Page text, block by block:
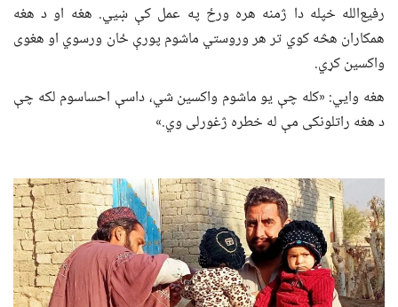
رفیع‌الله خپله دا ژمنه هره ورځ په عمل کې ښيي. هغه او د هغه
همکاران هڅه کوي تر هر وروستي ماشوم پورې ځان ورسوي او هغوی
واکسین کړي.
هغه وايي: «کله چې یو ماشوم واکسین شي، داسې احساسوم لکه چې
د هغه راتلونکی مې له خطره ژغورلی وي.»